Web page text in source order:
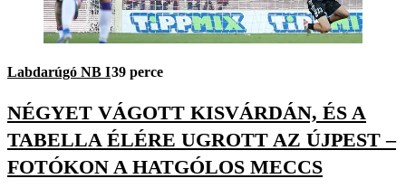
Labdarúgó NB I39 perce
NÉGYET VÁGOTT KISVÁRDÁN, ÉS A
TABELLA ÉLÉRE UGROTT AZ ÚJPEST –
FOTÓKON A HATGÓLOS MECCS